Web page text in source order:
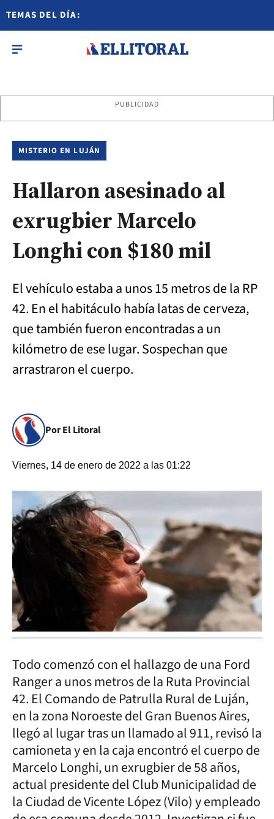
TEMAS DEL DÍA:
PUBLICIDAD
MISTERIO EN LUJÁN
Hallaron asesinado al
exrugbier Marcelo
Longhi con $180 mil
El vehículo estaba a unos 15 metros de la RP
42. En el habitáculo había latas de cerveza,
que también fueron encontradas a un
kilómetro de ese lugar. Sospechan que
arrastraron el cuerpo.
Por El Litoral
Viernes, 14 de enero de 2022 a las 01:22
Todo comenzó con el hallazgo de una Ford
Ranger a unos metros de la Ruta Provincial
42. El Comando de Patrulla Rural de Luján,
en la zona Noroeste del Gran Buenos Aires,
llegó al lugar tras un llamado al 911, revisó la
camioneta y en la caja encontró el cuerpo de
Marcelo Longhi, un exrugbier de 58 años,
actual presidente del Club Municipalidad de
la Ciudad de Vicente López (Vilo) y empleado